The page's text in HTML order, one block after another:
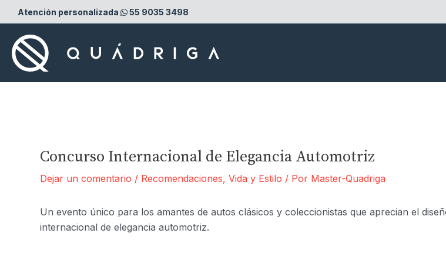
al
contenido
Atención personalizada 55 9035 3498
Concurso Internacional de Elegancia Automotriz
Dejar un comentario / Recomendaciones, Vida y Estilo / Por Master-Quadriga
Un evento único para los amantes de autos clásicos y coleccionistas que aprecian el
internacional de elegancia automotriz.